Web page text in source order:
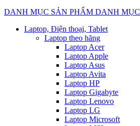
DANH MỤC SẢN PHẨM DANH MỤC
Laptop, Điện thoại, Tablet
Laptop theo hãng
Laptop Acer
Laptop Apple
Laptop Asus
Laptop Avita
Laptop HP
Laptop Gigabyte
Laptop Lenovo
Laptop LG
Laptop Microsoft